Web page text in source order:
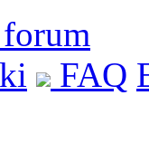
forum
FAQ